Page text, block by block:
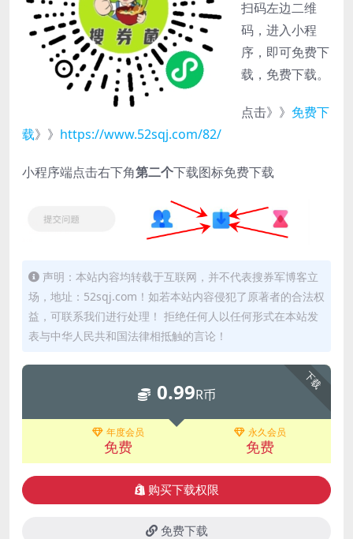
扫码左边二维
码，进入小程
序，即可免费下
载，免费下载。
点击》》 免费下
载》》 https://www.52sqj.com/82/
小程序端点击右下角第二个下载图标免费下载
声明：本站内容均转载于互联网，并不代表搜券军博客立
场，地址：52sqj.com！如若本站内容侵犯了原著者的合法权
益，可联系我们进行处理！ 拒绝任何人以任何形式在本站发
表与中华人民共和国法律相抵触的言论！
下载
0.99R币
年度会员
免费
永久会员
免费
购买下载权限
免费下载